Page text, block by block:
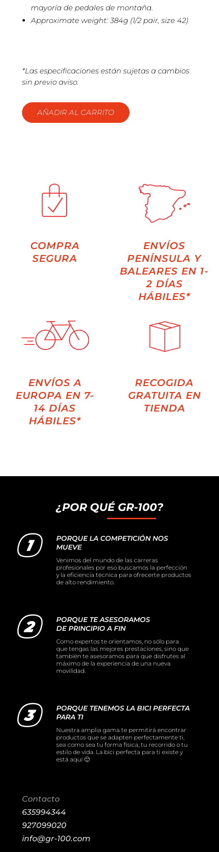
mayoría de pedales de montaña.
Approximate weight: 384g (1/2 pair, size 42)
*Las especificaciones están sujetas a cambios
sin previo aviso.
AÑADIR AL CARRITO
COMPRA
SEGURA
ENVÍOS
PENÍNSULA Y
BALEARES EN 1-
2 DÍAS
HÁBILES*
ENVÍOS A
EUROPA EN 7-
14 DÍAS
HÁBILES*
RECOGIDA
GRATUITA EN
TIENDA
¿POR QUÉ GR-100?
PORQUE LA COMPETICIÓN NOS
MUEVE
Venimos del mundo de las carreras
profesionales por eso buscamos la perfección
y la eficiencia técnica para ofrecerte productos
de alto rendimiento.
PORQUE TE ASESORAMOS
DE PRINCIPIO A FIN
Como expertos te orientamos, no sólo para
que tengas las mejores prestaciones, sino que
también te asesoramos para que disfrutes al
máximo de la experiencia de una nueva
movilidad.
PORQUE TENEMOS LA BICI PERFECTA
PARA TI
Nuestra amplia gama te permitirá encontrar
productos que se adapten perfectamente ti,
sea como sea tu forma física, tu recorrido o tu
estilo de vida. La bici perfecta para ti existe y
está aquí 🙂
Contacto
635994344
927099020
info@gr-100.com